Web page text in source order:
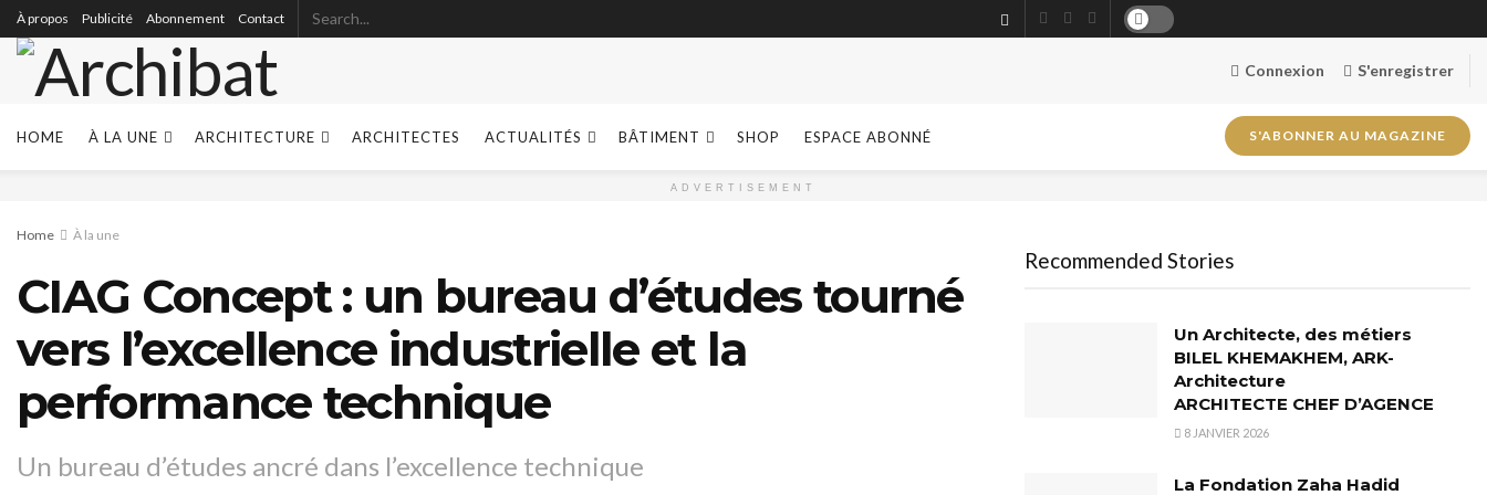
À propos Publicité Abonnement Contact
Connexion S'enregistrer
HOME À LA UNE ARCHITECTURE ARCHITECTES ACTUALITÉS BÂTIMENT SHOP ESPACE ABONNÉ S'ABONNER AU MAGAZINE
ADVERTISEMENT
Home À la une
CIAG Concept : un bureau d’études tourné
vers l’excellence industrielle et la
performance technique
Un bureau d’études ancré dans l’excellence technique
Recommended Stories
Un Architecte, des métiers
BILEL KHEMAKHEM, ARK-
Architecture
ARCHITECTE CHEF D’AGENCE
8 JANVIER 2026
La Fondation Zaha Hadid